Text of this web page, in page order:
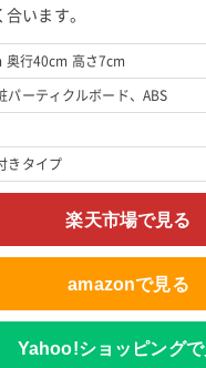
います。
奥行40cm 高さ7cm
パーティクルボード、ABS
きタイプ
楽天市場で見る
amazonで見る
Yahoo!ショッピングで